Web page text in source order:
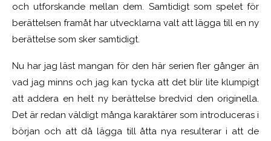
och utforskande mellan dem. Samtidigt som spelet för
berättelsen framåt har utvecklarna valt att lägga till en ny
berättelse som sker samtidigt.
Nu har jag läst mangan för den här serien fler gånger än
vad jag minns och jag kan tycka att det blir lite klumpigt
att addera en helt ny berättelse bredvid den originella.
Det är redan väldigt många karaktärer som introduceras i
början och att då lägga till åtta nya resulterar i att de